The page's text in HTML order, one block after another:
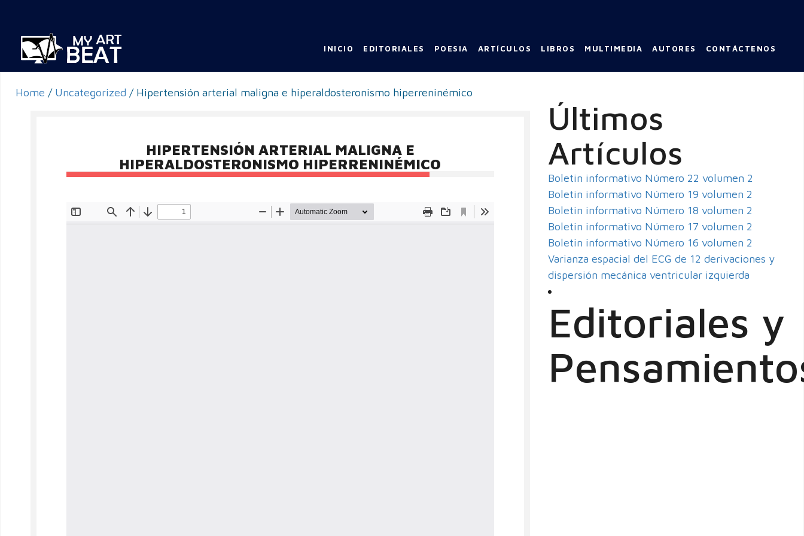
INICIO EDITORIALES POESIA ARTÍCULOS LIBROS MULTIMEDIA AUTORES CONTÁCTENOS
Home / Uncategorized / Hipertensión arterial maligna e hiperaldosteronismo hiperreninémico
HIPERTENSIÓN ARTERIAL MALIGNA E
HIPERALDOSTERONISMO HIPERRENINÉMICO
Últimos
Artículos
Boletin informativo Número 22 volumen 2
Boletin informativo Número 19 volumen 2
Boletin informativo Número 18 volumen 2
Boletin informativo Número 17 volumen 2
Boletin informativo Número 16 volumen 2
Varianza espacial del ECG de 12 derivaciones y
dispersión mecánica ventricular izquierda
Editoriales y